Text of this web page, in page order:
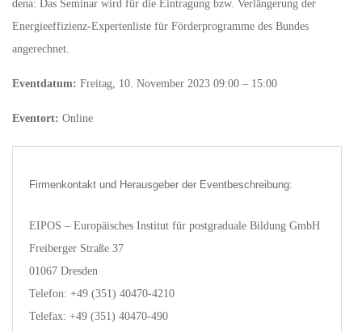
dena: Das Seminar wird für die Eintragung bzw. Verlängerung der
Energieeffizienz-Expertenliste für Förderprogramme des Bundes
angerechnet.
Eventdatum: Freitag, 10. November 2023 09:00 – 15:00
Eventort: Online
Firmenkontakt und Herausgeber der Eventbeschreibung:
EIPOS – Europäisches Institut für postgraduale Bildung GmbH
Freiberger Straße 37
01067 Dresden
Telefon: +49 (351) 40470-4210
Telefax: +49 (351) 40470-490